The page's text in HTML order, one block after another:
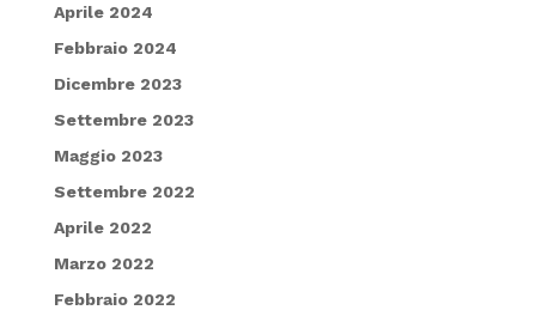
Aprile 2024
Febbraio 2024
Dicembre 2023
Settembre 2023
Maggio 2023
Settembre 2022
Aprile 2022
Marzo 2022
Febbraio 2022